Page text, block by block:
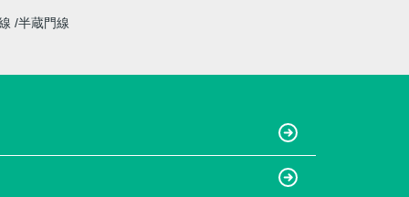
半蔵門線